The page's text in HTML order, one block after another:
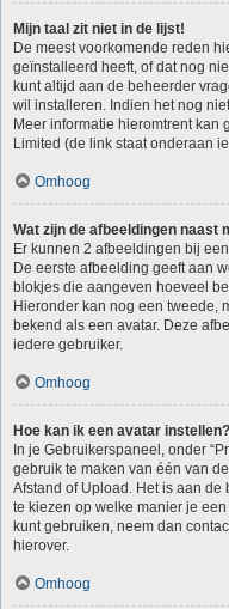
Mijn taal zit niet in de lijst!
De meest voorkomende reden
geïnstalleerd heeft, of dat nog
kunt altijd aan de beheerder
wil installeren. Indien het nog
Meer informatie hieromtrent
Limited (de link staat onderaan
Omhoog
Wat zijn de afbeeldingen naast
Er kunnen 2 afbeeldingen bij
De eerste afbeelding geeft aan
blokjes die aangeven hoeveel
Hieronder kan nog een tweede,
bekend als een avatar. Deze
iedere gebruiker.
Omhoog
Hoe kan ik een avatar instellen?
In je Gebruikerspaneel, onder
gebruik te maken van één van
Afstand of Upload. Het is aan
te kiezen op welke manier je
kunt gebruiken, neem dan
hierover.
Omhoog